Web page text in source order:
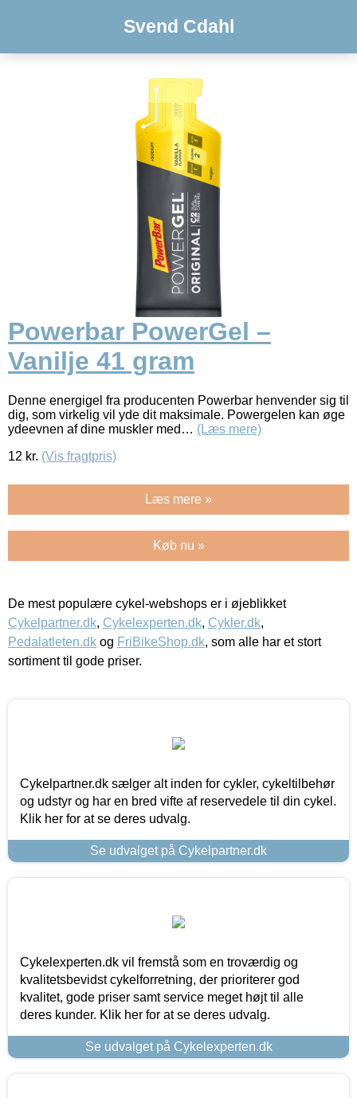
Svend Cdahl
Powerbar PowerGel –
Vanilje 41 gram
Denne energigel fra producenten Powerbar henvender sig til
dig, som virkelig vil yde dit maksimale. Powergelen kan øge
ydeevnen af dine muskler med… (Læs mere)
12 kr. (Vis fragtpris)
Læs mere »
Køb nu »
De mest populære cykel-webshops er i øjeblikket
Cykelpartner.dk, Cykelexperten.dk, Cykler.dk,
Pedalatleten.dk og FriBikeShop.dk, som alle har et stort
sortiment til gode priser.
Cykelpartner.dk sælger alt inden for cykler, cykeltilbehør
og udstyr og har en bred vifte af reservedele til din cykel.
Klik her for at se deres udvalg.
Se udvalget på Cykelpartner.dk
Cykelexperten.dk vil fremstå som en troværdig og
kvalitetsbevidst cykelforretning, der prioriterer god
kvalitet, gode priser samt service meget højt til alle
deres kunder. Klik her for at se deres udvalg.
Se udvalget på Cykelexperten.dk